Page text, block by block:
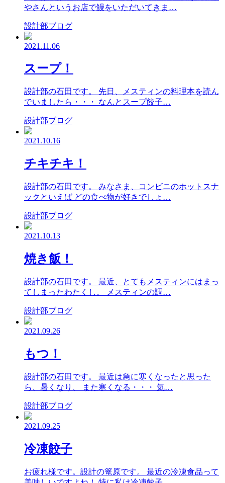
やさんというお店で鰻をいただいてきま…
設計部ブログ
2021.11.06
スープ！
設計部の石田です。 先日、メスティンの料理本を読ん
でいましたら・・・ なんとスープ餃子…
設計部ブログ
2021.10.16
チキチキ！
設計部の石田です。 みなさま、コンビニのホットスナ
ックといえば どの食べ物が好きでしょ…
設計部ブログ
2021.10.13
焼き飯！
設計部の石田です。 最近、とてもメスティンにはまっ
てしまったわたくし。 メスティンの調…
設計部ブログ
2021.09.26
もつ！
設計部の石田です。 最近は急に寒くなったと思った
ら、暑くなり、 また寒くなる・・・ 気…
設計部ブログ
2021.09.25
冷凍餃子
お疲れ様です。設計の篭原です。 最近の冷凍食品って